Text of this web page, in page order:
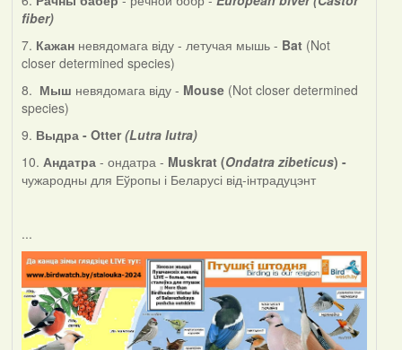
fiber)
7. Кажанневядомага віду - летучая мышь - Bat (Not
closer determined species)
8. Мыш невядомага віду - Mouse(Not closer determined
species)
9. Выдра - Otter(Lutra lutra)
10. Андатра- ондатра - Muskrat (Ondatra zibeticus) -
чужародны для Еўропы і Беларусі від-інтрадуцэнт
...